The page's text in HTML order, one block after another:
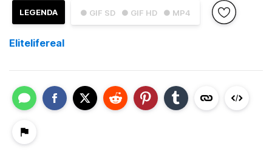
● GIF SD ● GIF HD ● MP4
LEGENDA
Elitelifereal